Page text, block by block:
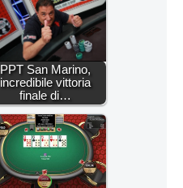
PPT San Marino,
incredibile vittoria
finale di…